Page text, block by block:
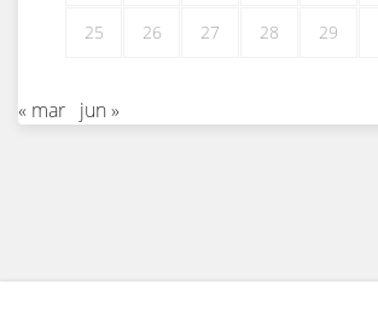
25 26 27 28 29
« mar jun »